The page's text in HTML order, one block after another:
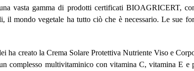
vasta gamma di prodotti certificati BIOAGRICERT,
mondo vegetale ha tutto ciò che è necessario. Le sue
ha creato la Crema Solare Protettiva Nutriente Viso e
complesso multivitaminico con vitamina C, vitamina E e